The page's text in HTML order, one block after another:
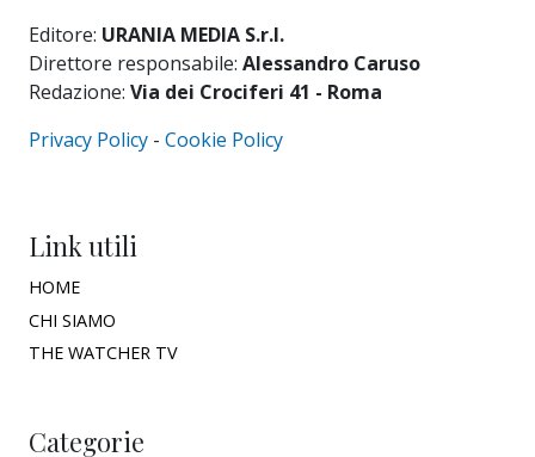
Editore: URANIA MEDIA S.r.l.
Direttore responsabile: Alessandro Caruso
Redazione: Via dei Crociferi 41 - Roma
Privacy Policy - Cookie Policy
Link utili
HOME
CHI SIAMO
THE WATCHER TV
Categorie